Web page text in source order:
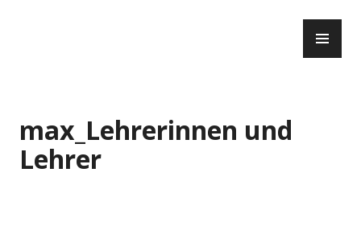
max_Lehrerinnen und
Lehrer